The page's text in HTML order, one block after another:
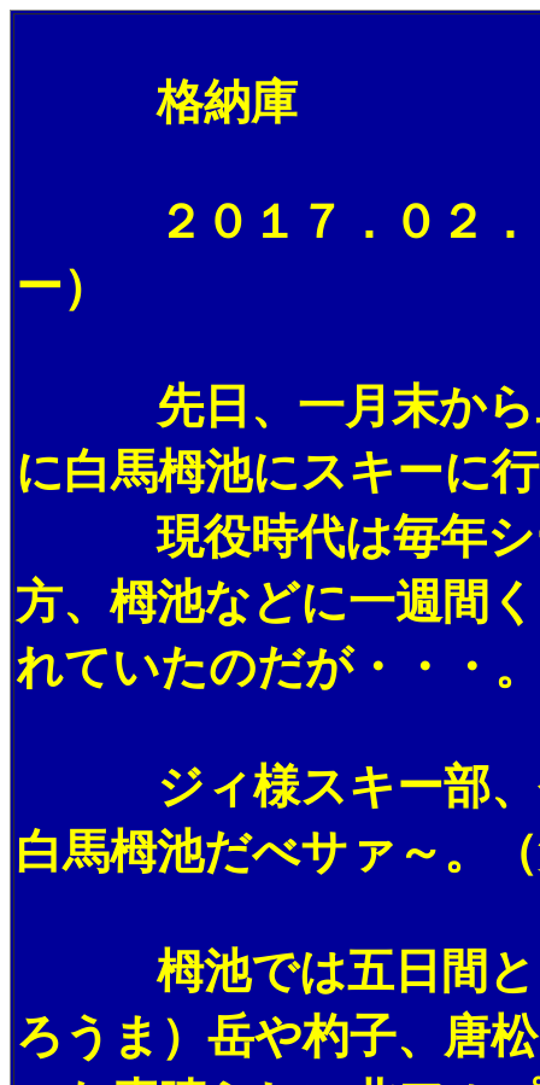
格納庫
２０１７．０２．２
ー）
先日、一月末から二
に白馬栂池にスキーに
現役時代は毎年シー
方、栂池などに一週間
れていたのだが・・・。
ジィ様スキー部、今
白馬栂池だべサァ～。
栂池では五日間とも
ろうま）岳や杓子、唐